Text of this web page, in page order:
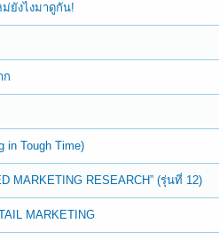
ม่ยังไงมาดูกัน!
ก
in Tough Time)
MARKETING RESEARCH” (รุ่นที่ 12)
MARKETING